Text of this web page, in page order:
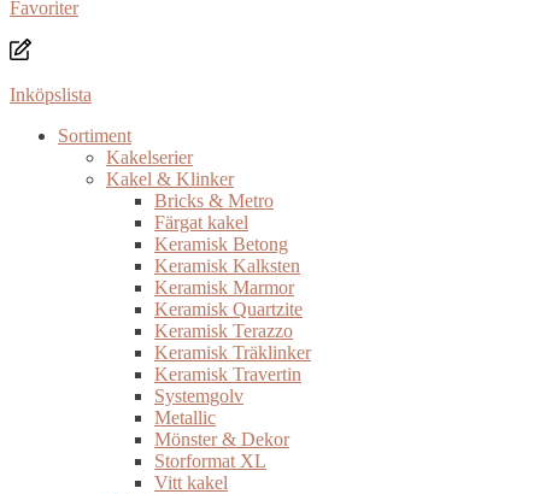
Favoriter
Inköpslista
Sortiment
Kakelserier
Kakel & Klinker
Bricks & Metro
Färgat kakel
Keramisk Betong
Keramisk Kalksten
Keramisk Marmor
Keramisk Quartzite
Keramisk Terazzo
Keramisk Träklinker
Keramisk Travertin
Systemgolv
Metallic
Mönster & Dekor
Storformat XL
Vitt kakel